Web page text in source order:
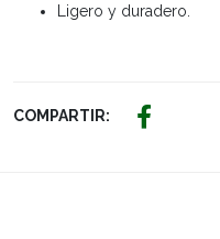
Ligero y duradero.
COMPARTIR: